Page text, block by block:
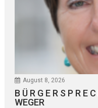
August 8, 2026
B Ü R G E R S P R E
WEGER